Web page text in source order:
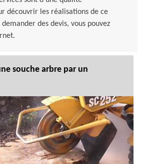
découvrir les réalisations de ce
des devis, vous pouvez
souche arbre par un